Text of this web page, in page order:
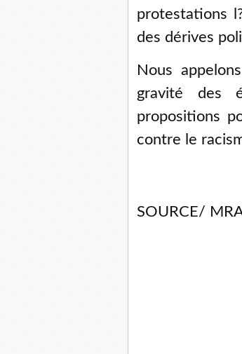
protestations
des dérives
Nous
gravité des
propositions
contre le
SOURCE/